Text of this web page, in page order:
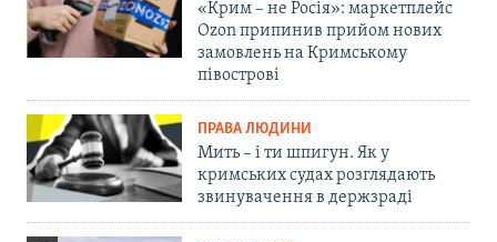
«Крим – не Росія»: маркетплейс
Ozon припинив прийом нових
замовлень на Кримському
півострові
ПРАВА ЛЮДИНИ
Мить – і ти шпигун. Як у
кримських судах розглядають
звинувачення в держзраді